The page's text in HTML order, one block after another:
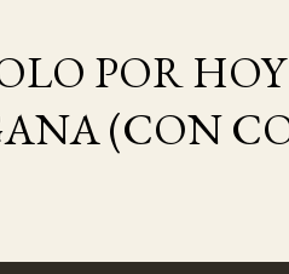
POR
(CON